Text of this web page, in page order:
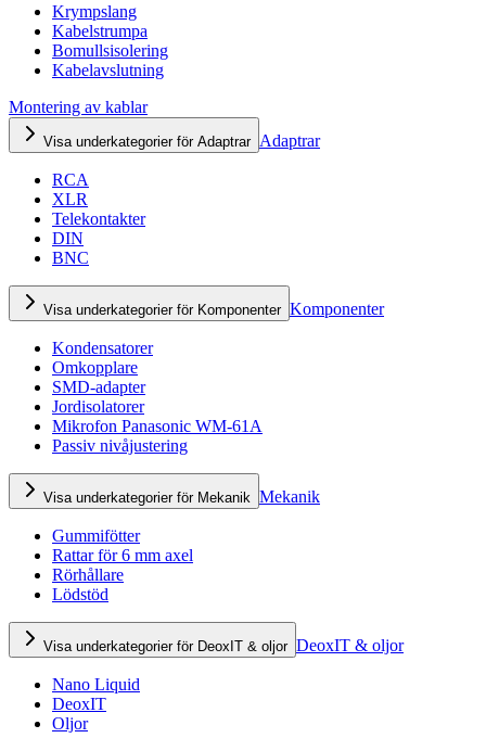
Krympslang
Kabelstrumpa
Bomullsisolering
Kabelavslutning
Montering av kablar
Visa underkategorier för Adaptrar Adaptrar
RCA
XLR
Telekontakter
DIN
BNC
Visa underkategorier för Komponenter Komponenter
Kondensatorer
Omkopplare
SMD-adapter
Jordisolatorer
Mikrofon Panasonic WM-61A
Passiv nivåjustering
Visa underkategorier för Mekanik Mekanik
Gummifötter
Rattar för 6 mm axel
Rörhållare
Lödstöd
Visa underkategorier för DeoxIT & oljor DeoxIT & oljor
Nano Liquid
DeoxIT
Oljor